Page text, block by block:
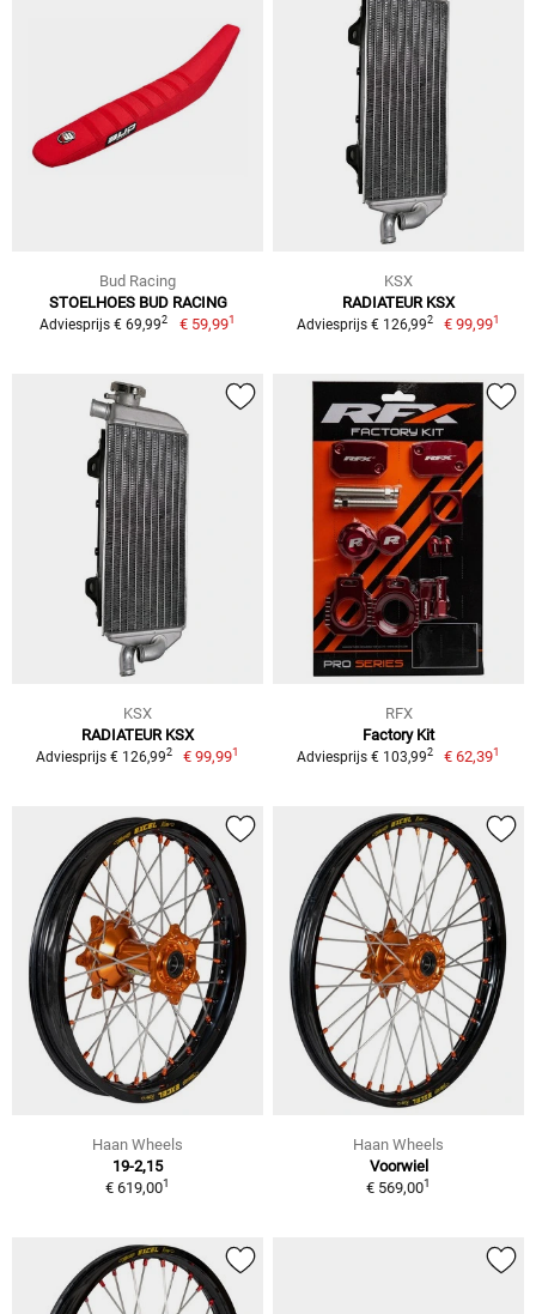
Bud Racing
STOELHOES BUD RACING
Adviesprijs € 69,992 € 59,991
KSX
RADIATEUR KSX
Adviesprijs € 126,992 € 99,991
KSX
RADIATEUR KSX
Adviesprijs € 126,992 € 99,991
RFX
Factory Kit
Adviesprijs € 103,992 € 62,391
Haan Wheels
19-2,15
€ 619,001
Haan Wheels
Voorwiel
€ 569,001